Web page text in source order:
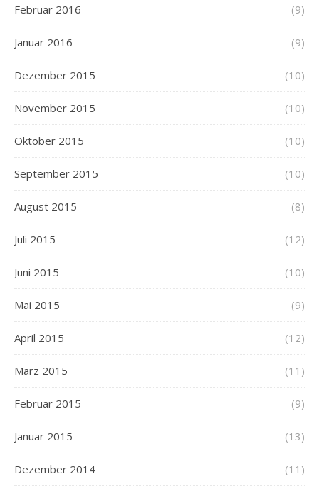
Februar 2016 (9)
Januar 2016 (9)
Dezember 2015 (10)
November 2015 (10)
Oktober 2015 (10)
September 2015 (10)
August 2015 (8)
Juli 2015 (12)
Juni 2015 (10)
Mai 2015 (9)
April 2015 (12)
März 2015 (11)
Februar 2015 (9)
Januar 2015 (13)
Dezember 2014 (11)